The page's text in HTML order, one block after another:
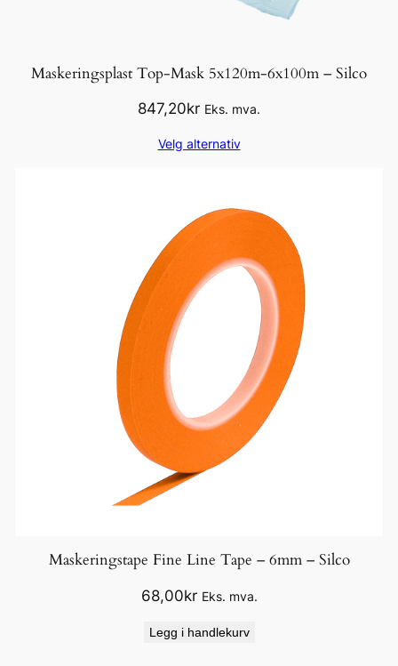
Maskeringsplast Top-Mask 5x120m-6x100m – Silco
847,20kr Eks. mva.
Velg alternativ
Maskeringstape Fine Line Tape – 6mm – Silco
68,00kr Eks. mva.
Legg i handlekurv